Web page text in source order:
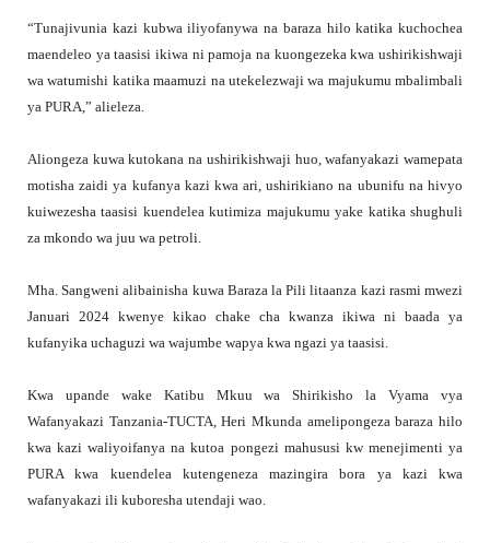
“Tunajivunia kazi kubwa iliyofanywa na baraza hilo katika kuchochea
maendeleo ya taasisi ikiwa ni pamoja na kuongezeka kwa ushirikishwaji
wa watumishi katika maamuzi na utekelezwaji wa majukumu mbalimbali
ya PURA,” alieleza.
Aliongeza kuwa kutokana na ushirikishwaji huo, wafanyakazi wamepata
motisha zaidi ya kufanya kazi kwa ari, ushirikiano na ubunifu na hivyo
kuiwezesha taasisi kuendelea kutimiza majukumu yake katika shughuli
za mkondo wa juu wa petroli.
Mha. Sangweni alibainisha kuwa Baraza la Pili litaanza kazi rasmi mwezi
Januari 2024 kwenye kikao chake cha kwanza ikiwa ni baada ya
kufanyika uchaguzi wa wajumbe wapya kwa ngazi ya taasisi.
Kwa upande wake Katibu Mkuu wa Shirikisho la Vyama vya
Wafanyakazi Tanzania-TUCTA, Heri Mkunda amelipongeza baraza hilo
kwa kazi waliyoifanya na kutoa pongezi mahususi kw menejimenti ya
PURA kwa kuendelea kutengeneza mazingira bora ya kazi kwa
wafanyakazi ili kuboresha utendaji wao.